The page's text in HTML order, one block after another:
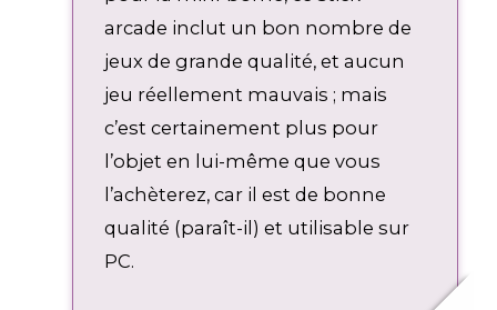
arcade inclut un bon nombre de
jeux de grande qualité, et aucun
jeu réellement mauvais ; mais
c’est certainement plus pour
l’objet en lui-même que vous
l’achèterez, car il est de bonne
qualité (paraît-il) et utilisable sur
PC.